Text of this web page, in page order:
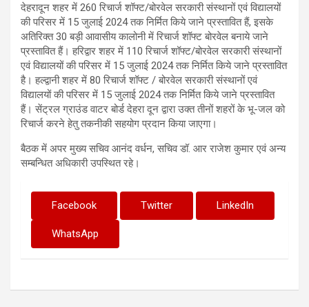
देहरादून शहर में 260 रिचार्ज शॉफ्ट/बोरवेल सरकारी संस्थानों एवं विद्यालयों
की परिसर में 15 जुलाई 2024 तक निर्मित किये जाने प्रस्तावित हैं, इसके
अतिरिक्त 30 बड़ी आवासीय कालोनी में रिचार्ज शॉफ्ट बोरवेल बनाये जाने
प्रस्तावित हैं। हरिद्वार शहर में 110 रिचार्ज शॉफ्ट/बोरवेल सरकारी संस्थानों
एवं विद्यालयों की परिसर में 15 जुलाई 2024 तक निर्मित किये जाने प्रस्तावित
है। हल्द्वानी शहर में 80 रिचार्ज शॉफ्ट / बोरवेल सरकारी संस्थानों एवं
विद्यालयों की परिसर में 15 जुलाई 2024 तक निर्मित किये जाने प्रस्तावित
हैं। सेंट्रल ग्राउंड वाटर बोर्ड देहरा दून द्वारा उक्त तीनों शहरों के भू-जल को
रिचार्ज करने हेतु तकनीकी सहयोग प्रदान किया जाएगा।
बैठक में अपर मुख्य सचिव आनंद वर्धन, सचिव डॉ. आर राजेश कुमार एवं अन्य
सम्बन्धित अधिकारी उपस्थित रहे।
Facebook Twitter LinkedIn
WhatsApp